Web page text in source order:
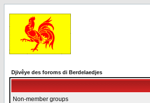
Djivêye des foroms di Berdelaedjes
Non-member groups